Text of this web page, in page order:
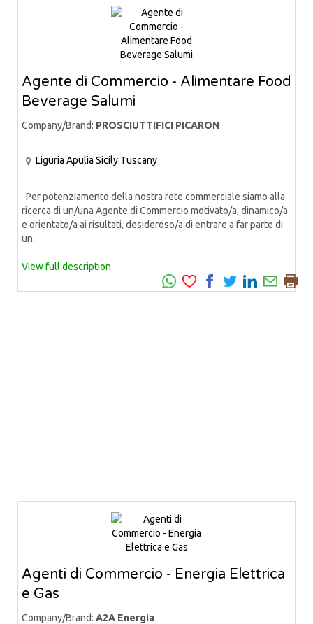
Agente di Commercio - Alimentare Food
Beverage Salumi
Company/Brand: PROSCIUTTIFICI PICARON
Liguria Apulia Sicily Tuscany
Per potenziamento della nostra rete commerciale siamo alla
ricerca di un/una Agente di Commercio motivato/a, dinamico/a
e orientato/a ai risultati, desideroso/a di entrare a far parte di
un...
View full description
Agenti di Commercio - Energia Elettrica
e Gas
Company/Brand: A2A Energia